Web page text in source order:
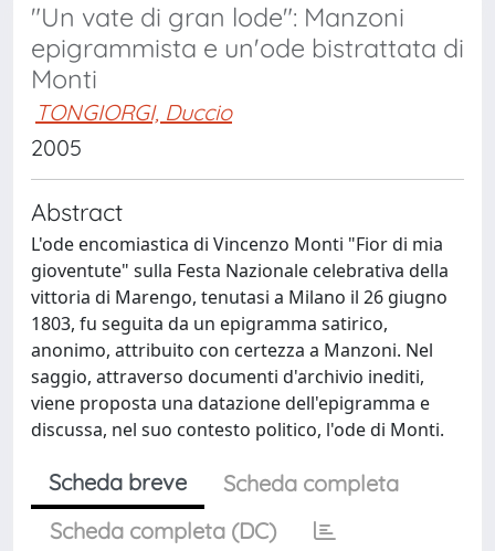
"Un vate di gran lode": Manzoni
epigrammista e un'ode bistrattata di
Monti
TONGIORGI, Duccio
2005
Abstract
L'ode encomiastica di Vincenzo Monti "Fior di mia
gioventute" sulla Festa Nazionale celebrativa della
vittoria di Marengo, tenutasi a Milano il 26 giugno
1803, fu seguita da un epigramma satirico,
anonimo, attribuito con certezza a Manzoni. Nel
saggio, attraverso documenti d'archivio inediti,
viene proposta una datazione dell'epigramma e
discussa, nel suo contesto politico, l'ode di Monti.
Scheda breve
Scheda completa
Scheda completa (DC)